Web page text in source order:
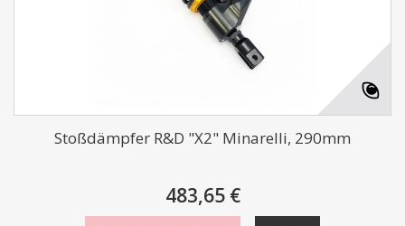
Stoßdämpfer R&D "X2" Minarelli, 290mm
483,65 €